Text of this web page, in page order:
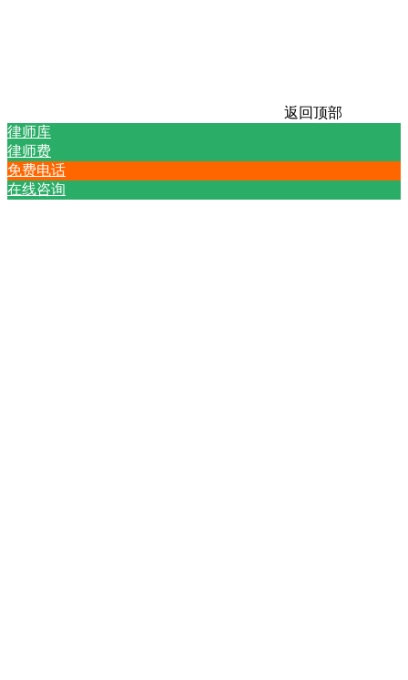
返回顶部
律师库
律师费
免费电话
在线咨询